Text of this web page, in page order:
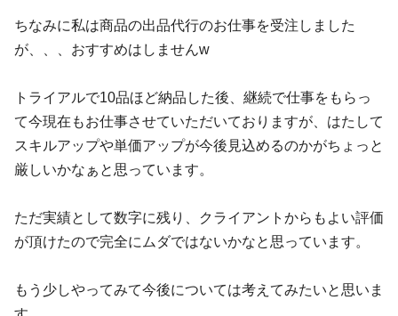
ちなみに私は商品の出品代行のお仕事を受注しました
が、、、おすすめはしませんw
トライアルで10品ほど納品した後、継続で仕事をもらっ
て今現在もお仕事させていただいておりますが、はたして
スキルアップや単価アップが今後見込めるのかがちょっと
厳しいかなぁと思っています。
ただ実績として数字に残り、クライアントからもよい評価
が頂けたので完全にムダではないかなと思っています。
もう少しやってみて今後については考えてみたいと思いま